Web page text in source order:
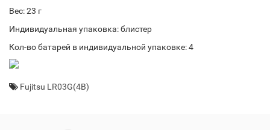
Вес: 23 г
Индивидуальная упаковка: блистер
Кол-во батарей в индивидуальной упаковке: 4
Fujitsu LR03G(4B)